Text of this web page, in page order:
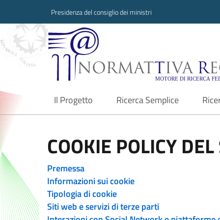
Presidenza del consiglio dei ministri
Normattiva
Il Progetto
current Ricerca Semplice
COOKIE POLICY
Premessa
Informazioni sui cookie
Tipologia di cookie
Siti web e servizi di terze parti